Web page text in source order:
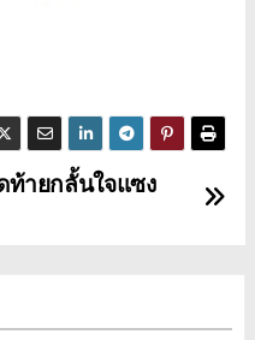
ท้ายกลั้นใจแซง